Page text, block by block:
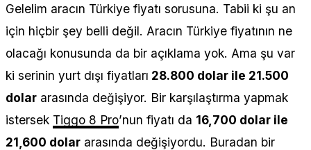
Gelelim aracın Türkiye fiyatı sorusuna. Tabii ki şu an
için hiçbir şey belli değil. Aracın Türkiye fiyatının ne
olacağı konusunda da bir açıklama yok. Ama şu var
ki serinin yurt dışı fiyatları 28.800 dolar ile 21.500
dolar arasında değişiyor. Bir karşılaştırma yapmak
istersek Tiggo 8 Pro’nun fiyatı da 16,700 dolar ile
21,600 dolar arasında değişiyordu. Buradan bir